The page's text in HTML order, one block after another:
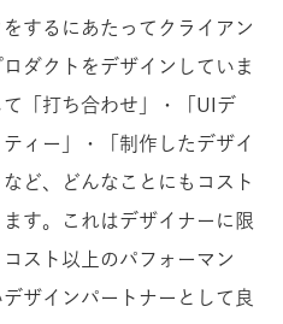
するにあたってクライアン
ダクトをデザインしていま
「打ち合わせ」・「UIデ
ィー」・「制作したデザイ
ど、どんなことにもコスト
す。これはデザイナーに限
スト以上のパフォーマン
ザインパートナーとして良